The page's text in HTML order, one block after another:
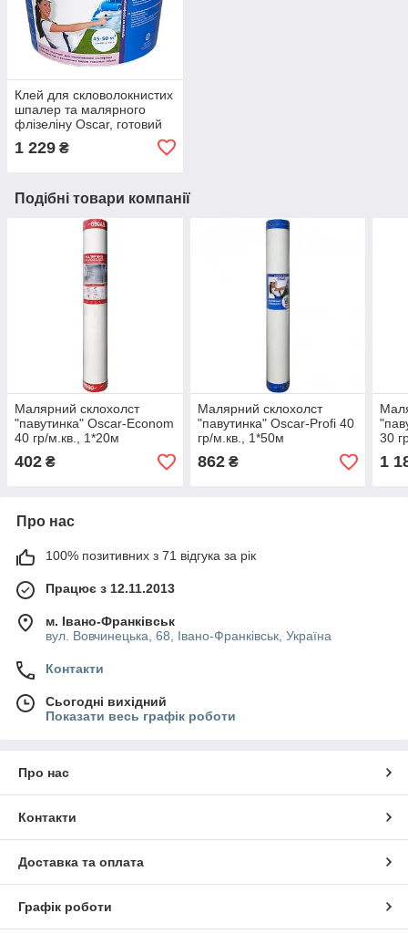
Клей для скловолокнистих
шпалер та малярного
флізеліну Oscar, готовий
1 229 ₴
Подібні товари компанії
Малярний склохолст
"павутинка" Oscar-Econom
40 гр/м.кв., 1*20м
402 ₴
Малярний склохолст
"павутинка" Oscar-Profi 40
гр/м.кв., 1*50м
862₴
30
1
Про нас
100% позитивних з 71 відгука за рік
Працює з 12.11.2013
м. Івано-Франківськ
вул. Вовчинецька, 68, Івано-Франківськ, Україна
Контакти
Сьогодні вихідний
Показати весь графік роботи
Про нас
Контакти
Доставка та оплата
Графік роботи